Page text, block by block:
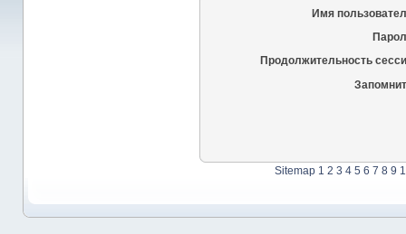
Имя
Продолжительность
Sitemap 1 2 3 4 5 6 7 8 9